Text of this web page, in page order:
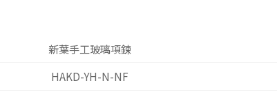
新葉手工玻璃項鍊
HAKD-YH-N-NF